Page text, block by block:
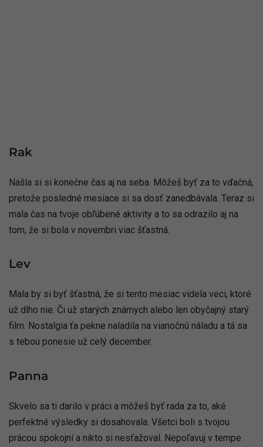
Rak
Našla si si konečne čas aj na seba. Môžeš byť za to vďačná,
pretože posledné mesiace si sa dosť zanedbávala. Teraz si
mala čas na tvoje obľúbené aktivity a to sa odrazilo aj na
tom, že si bola v novembri viac šťastná.
Lev
Mala by si byť šťastná, že si tento mesiac videla veci, ktoré
už dlho nie. Či už starých známych alebo len obyčajný starý
film. Nostalgia ťa pekne naladila na vianočnú náladu a tá sa
s tebou ponesie už celý december.
Panna
Skvelo sa ti darilo v práci a môžeš byť rada za to, aké
perfektné výsledky si dosahovala. Všetci boli s tvojou
prácou spokojní a nikto si nesťažoval. Nepoľavuj v tempe